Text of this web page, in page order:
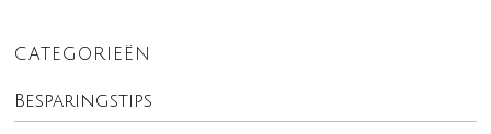
CATEGORIEËN
Besparingstips